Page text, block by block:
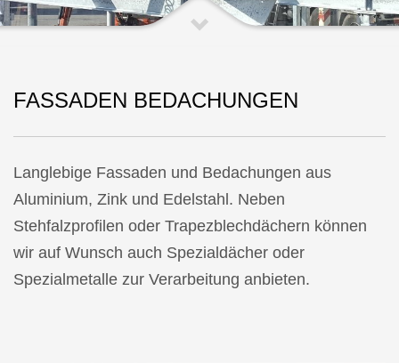
FASSADEN BEDACHUNGEN
Langlebige Fassaden und Bedachungen aus
Aluminium, Zink und Edelstahl. Neben
Stehfalzprofilen oder Trapezblechdächern können
wir auf Wunsch auch Spezialdächer oder
Spezialmetalle zur Verarbeitung anbieten.